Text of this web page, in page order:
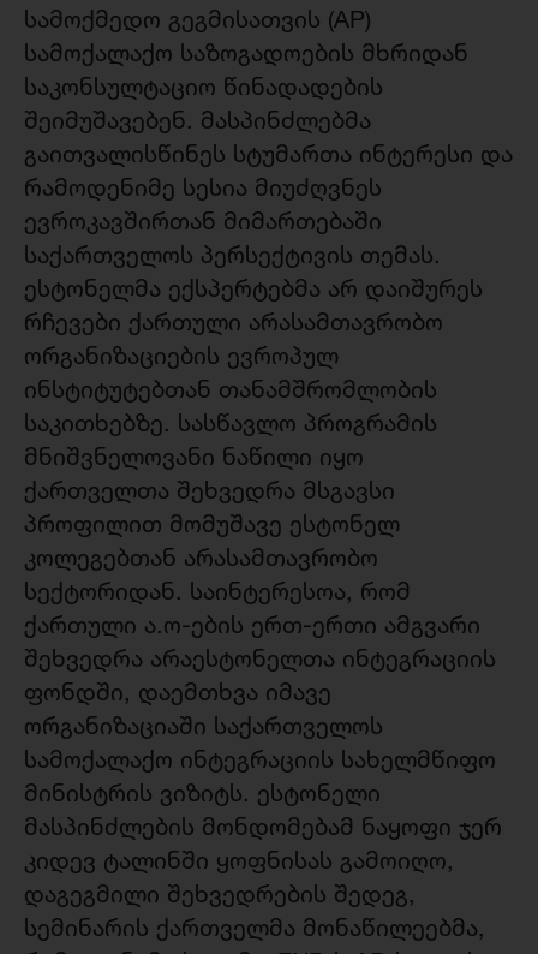
სამოქმედო გეგმისათვის (AP)
სამოქალაქო საზოგადოების მხრიდან
საკონსულტაციო წინადადების
შეიმუშავებენ. მასპინძლებმა
გაითვალისწინეს სტუმართა ინტერესი და
რამოდენიმე სესია მიუძღვნეს
ევროკავშირთან მიმართებაში
საქართველოს პერსექტივის თემას.
ესტონელმა ექსპერტებმა არ დაიშურეს
რჩევები ქართული არასამთავრობო
ორგანიზაციების ევროპულ
ინსტიტუტებთან თანამშრომლობის
საკითხებზე. სასწავლო პროგრამის
მნიშვნელოვანი ნაწილი იყო
ქართველთა შეხვედრა მსგავსი
პროფილით მომუშავე ესტონელ
კოლეგებთან არასამთავრობო
სექტორიდან. საინტერესოა, რომ
ქართული ა.ო-ების ერთ-ერთი ამგვარი
შეხვედრა არაესტონელთა ინტეგრაციის
ფონდში, დაემთხვა იმავე
ორგანიზაციაში საქართველოს
სამოქალაქო ინტეგრაციის სახელმწიფო
მინისტრის ვიზიტს. ესტონელი
მასპინძლების მონდომებამ ნაყოფი ჯერ
კიდევ ტალინში ყოფნისას გამოიღო,
დაგეგმილი შეხვედრების შედეგ,
სემინარის ქართველმა მონაწილეებმა,